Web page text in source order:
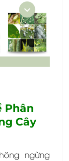
Phân
Cây
ngừng